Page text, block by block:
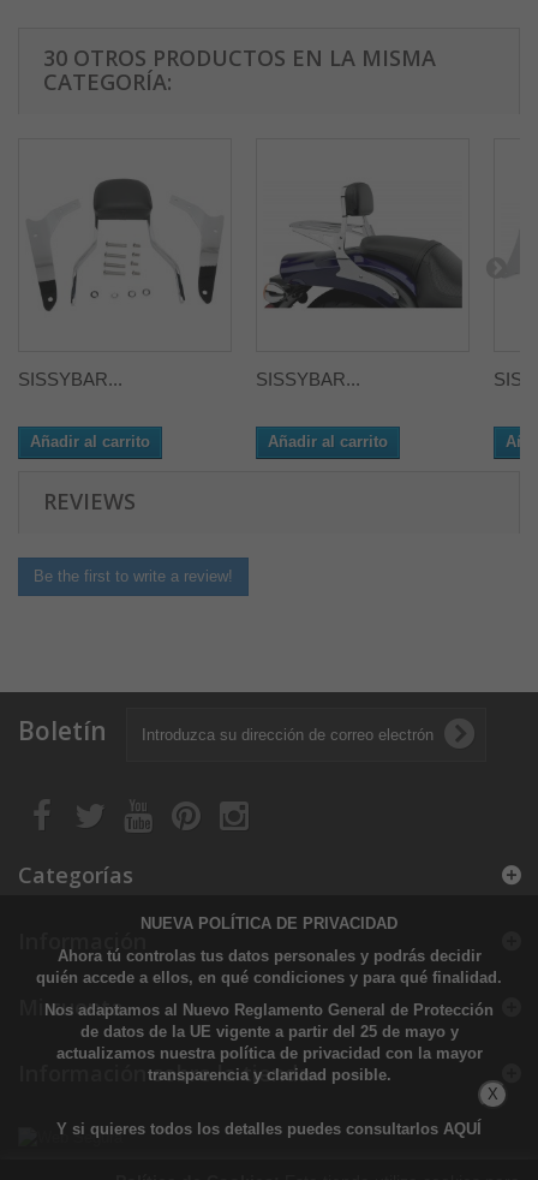
30 OTROS PRODUCTOS EN LA MISMA
CATEGORÍA:
SISSYBAR...
Añadir al carrito
SISSYBAR...
Añadir al carrito
REVIEWS
Be the first to write a review!
Boletín
Categorías
Información
Mi cuenta
Información sobre la tienda
NUEVA POLÍTICA DE PRIVACIDAD
Ahora tú controlas tus datos personales y podrás decidir
quién accede a ellos, en qué condiciones y para qué finalidad.
Nos adaptamos al Nuevo Reglamento General de Protección
de datos de la UE vigente a partir del 25 de mayo y
actualizamos nuestra política de privacidad con la mayor
transparencia y claridad posible.
Y si quieres todos los detalles puedes consultarlos AQUÍ
X